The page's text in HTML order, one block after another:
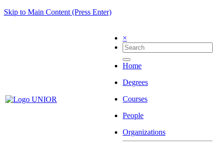
Skip to Main Content (Press Enter)
×
Home
Degrees
Courses
People
Organizations